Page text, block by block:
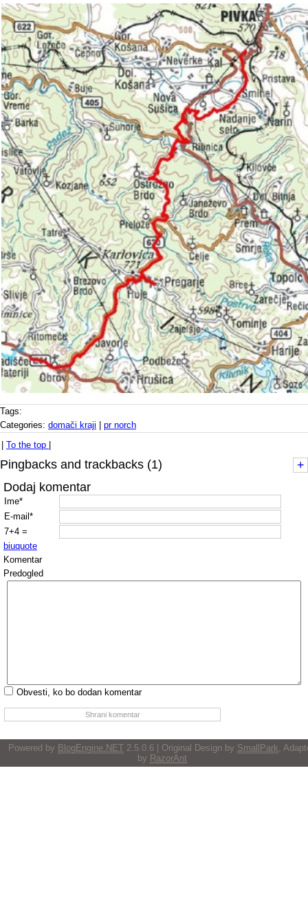
Tags:
Categories: domači kraji | pr norch
| To the top |
Pingbacks and trackbacks (1)
+
Dodaj komentar
Ime*
E-mail*
7+4 =
biuquote
Komentar
Predogled
Obvesti, ko bo dodan komentar
Powered by BlogEngine.NET 2.5.0.6 | Original Design by SmallPark ,
by RazorAnt